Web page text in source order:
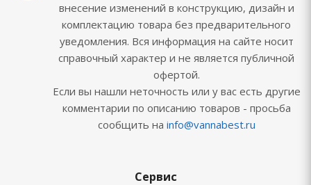
внесение изменений в конструкцию, дизайн и
комплектацию товара без предварительного
уведомления. Вся информация на сайте носит
справочный характер и не является публичной
офертой.
Если вы нашли неточность или у вас есть другие
комментарии по описанию товаров - просьба
сообщить на info@vannabest.ru
Сервис